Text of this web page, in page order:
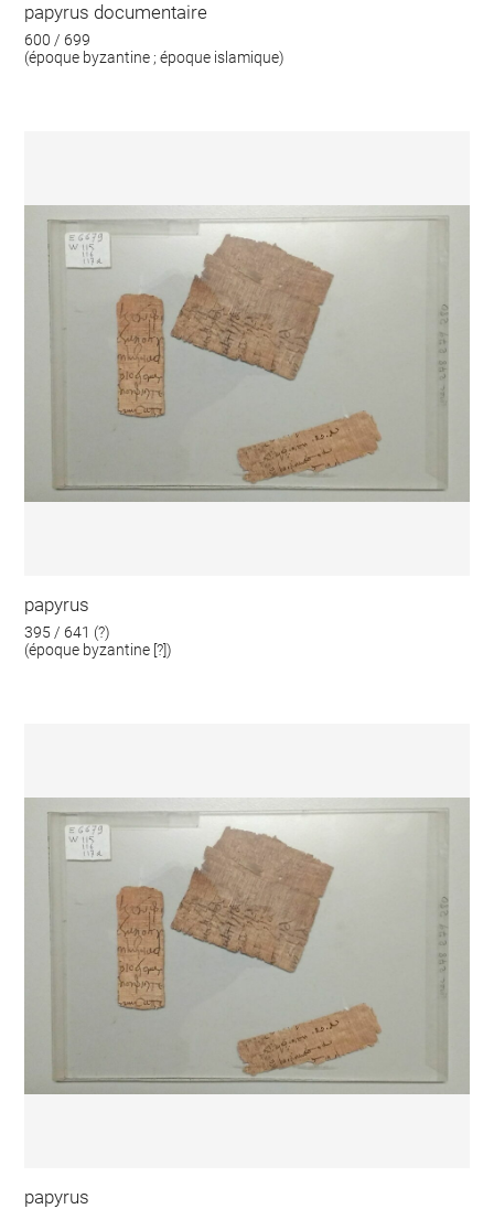
papyrus documentaire
600 / 699
(époque byzantine ; époque islamique)
papyrus
395 / 641 (?)
(époque byzantine [?])
papyrus